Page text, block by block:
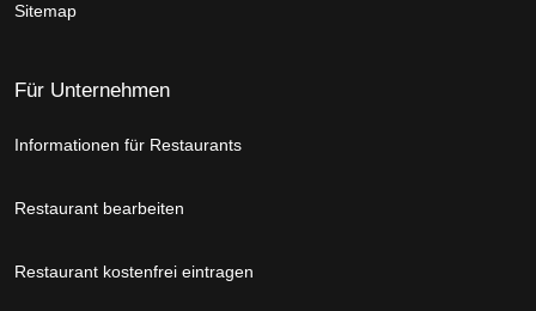
Sitemap
Für Unternehmen
Informationen für Restaurants
Restaurant bearbeiten
Restaurant kostenfrei eintragen